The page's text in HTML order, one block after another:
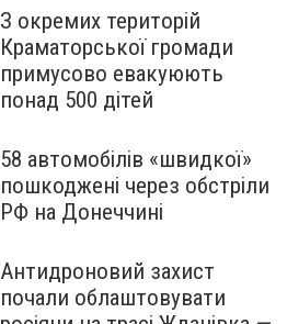
З окремих територій
Краматорської громади
примусово евакуюють
понад 500 дітей
58 автомобілів «швидкої»
пошкоджені через обстріли
РФ на Донеччині
Антидроновий захист
почали облаштовувати